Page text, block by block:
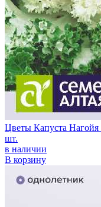
Цветы Капуста Нагойя
шт.
в наличии
В корзину